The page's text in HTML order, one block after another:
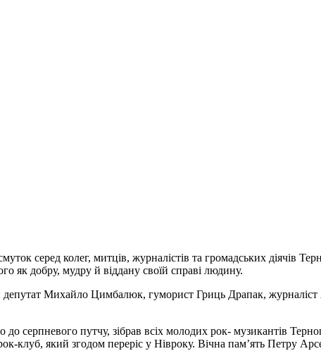
серед колег, митців, журналістів та громадських діячів
як добру, мудру й віддану своїй справі людину.
Михайло Цимбалюк, гуморист Гриць Драпак,
серпневого путчу, зібрав всіх молодих рок- музикантів
клуб, який згодом переріс у Нівроку. Вічна пам’ять Петру